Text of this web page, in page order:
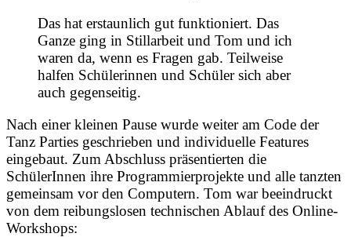
Das hat erstaunlich gut funktioniert. Das
Ganze ging in Stillarbeit und Tom und ich
waren da, wenn es Fragen gab. Teilweise
halfen Schülerinnen und Schüler sich aber
auch gegenseitig.
Nach einer kleinen Pause wurde weiter am Code der
Tanz Parties geschrieben und individuelle Features
eingebaut. Zum Abschluss präsentierten die
SchülerInnen ihre Programmierprojekte und alle tanzten
gemeinsam vor den Computern. Tom war beeindruckt
von dem reibungslosen technischen Ablauf des Online-
Workshops: